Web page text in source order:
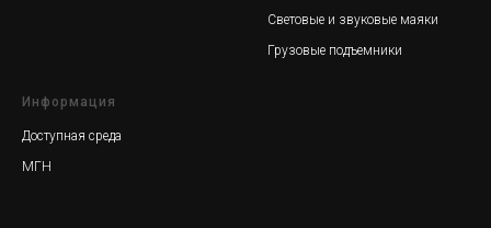
Световые и звуковые маяки
Грузовые подъемники
Информация
Доступная среда
МГН